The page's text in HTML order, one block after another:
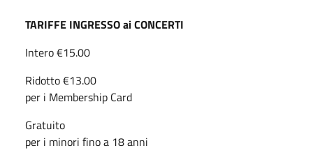
TARIFFE INGRESSO ai CONCERTI
Intero €15.00
Ridotto €13.00
per i Membership Card
Gratuito
per i minori fino a 18 anni